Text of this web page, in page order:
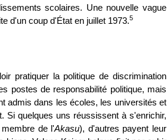
scolaires. Une nouvelle vague
d'un coup d'État en juillet 1973.5
pratiquer la politique de discrimination
postes de responsabilité politique, mais
admis dans les écoles, les universités et
Si quelques uns réussissent à s'enrichir,
de l'Akasu), d'autres payent leur